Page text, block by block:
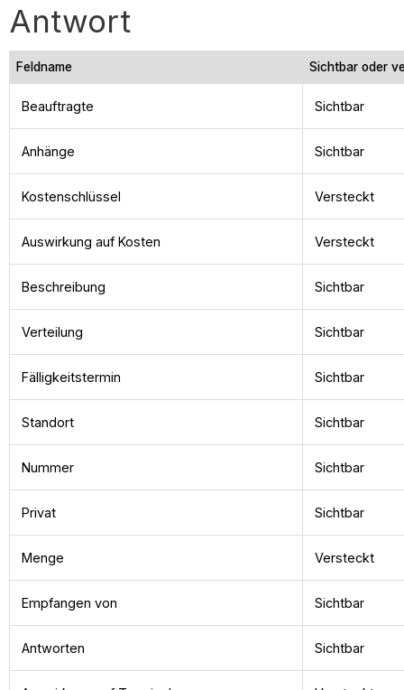
Antwort
Feldname Sichtbar oder
Beauftragte Sichtbar
Anhänge Sichtbar
Kostenschlüssel Versteckt
Auswirkung auf Kosten Versteckt
Beschreibung Sichtbar
Verteilung Sichtbar
Fälligkeitstermin Sichtbar
Standort Sichtbar
Nummer Sichtbar
Privat Sichtbar
Menge Versteckt
Empfangen von Sichtbar
Antworten Sichtbar